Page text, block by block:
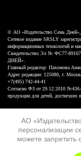
АО
персонализации
можете запретить
16+
© АО «Издательство Семь
Сетевое издание SRSLY
информационных технологий и
Свидетельство Эл № ФС77-
ДНЕЙ».
Главный редактор: Пахомова
Адрес редакции: 125080, г.
+7(495) 742-44-41
Согласно ФЗ от 29.12.2010 №436-
продукции для детей, достигших